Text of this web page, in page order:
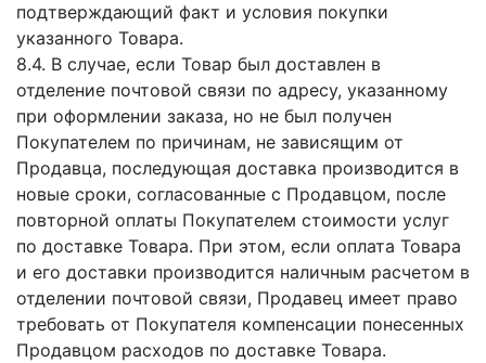
подтверждающий факт и условия покупки
указанного Товара.
8.4. В случае, если Товар был доставлен в
отделение почтовой связи по адресу, указанному
при оформлении заказа, но не был получен
Покупателем по причинам, не зависящим от
Продавца, последующая доставка производится в
новые сроки, согласованные с Продавцом, после
повторной оплаты Покупателем стоимости услуг
по доставке Товара. При этом, если оплата Товара
и его доставки производится наличным расчетом в
отделении почтовой связи, Продавец имеет право
требовать от Покупателя компенсации понесенных
Продавцом расходов по доставке Товара.